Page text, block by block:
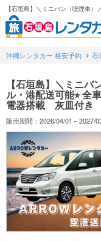
沖縄レンタカー 格安予約 石
【石垣島】＼ミニバ
ル・港配送可能⭐︎
電器搭載 灰皿付き
販売期間：2026/04/01～2027/